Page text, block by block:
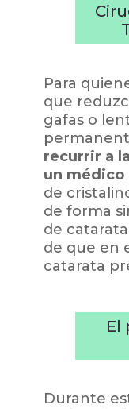
Para
que
gafas o
recurrir a
un
de
de forma
de
de que en
catarata
El
Durante